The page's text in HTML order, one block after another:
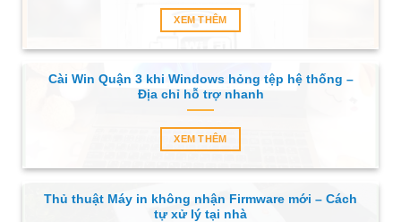
XEM THÊM
Cài Win Quận 3 khi Windows hỏng tệp hệ thống –
Địa chỉ hỗ trợ nhanh
XEM THÊM
Thủ thuật Máy in không nhận Firmware mới – Cách
tự xử lý tại nhà